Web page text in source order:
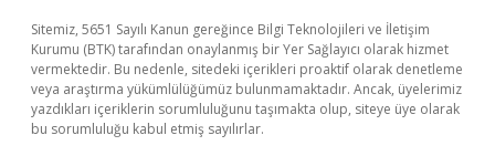
Sitemiz, 5651 Sayılı Kanun gereğince Bilgi Teknolojileri ve İletişim
Kurumu (BTK) tarafından onaylanmış bir Yer Sağlayıcı olarak hizmet
vermektedir. Bu nedenle, sitedeki içerikleri proaktif olarak denetleme
veya araştırma yükümlülüğümüz bulunmamaktadır. Ancak, üyelerimiz
yazdıkları içeriklerin sorumluluğunu taşımakta olup, siteye üye olarak
bu sorumluluğu kabul etmiş sayılırlar.